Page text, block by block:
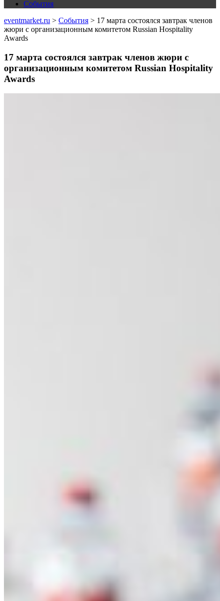
События
eventmarket.ru > События > 17 марта состоялся завтрак членов
жюри с организационным комитетом Russian Hospitality
Awards
17 марта состоялся завтрак членов жюри с
организационным комитетом Russian Hospitality
Awards